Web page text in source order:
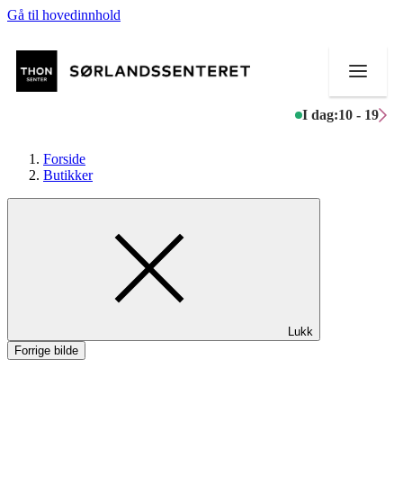
Gå til hovedinnhold
I dag:10 - 19
Mat og drikke
Aktiviteter
Forside
Butikker
Lukk
Forrige bilde